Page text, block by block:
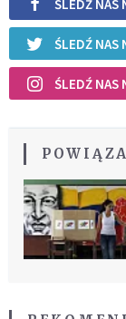
ŚLEDŹ NAS
ŚLEDŹ NAS
ŚLEDŹ NAS